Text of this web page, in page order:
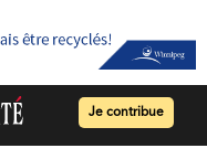
Je contribue